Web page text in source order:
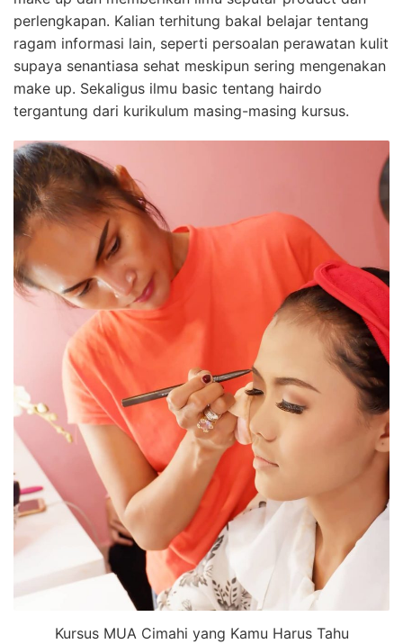
perlengkapan. Kalian terhitung bakal belajar tentang
ragam informasi lain, seperti persoalan perawatan kulit
supaya senantiasa sehat meskipun sering mengenakan
make up. Sekaligus ilmu basic tentang hairdo
tergantung dari kurikulum masing-masing kursus.
Kursus MUA Cimahi yang Kamu Harus Tahu